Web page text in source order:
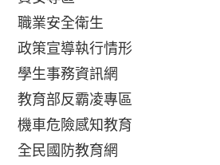
職業安全衛生
政策宣導執行情形
學生事務資訊網
教育部反霸凌專區
機車危險感知教育
全民國防教育網